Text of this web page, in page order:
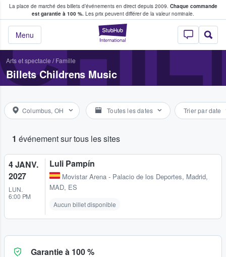
La place de marché des billets d’événements en direct depuis 2009. Chaque commande
est garantie à 100 %. Les prix peuvent différer de la valeur nominale.
StubHub - Où
Menu
fans achètent et vendent des billets
Arts et spectacle / Famille
Billets Childrens Music
Columbus, OH Toutes les dates Trier par date
1 événement sur tous les sites
4 JANV.
2027
LUN.
6:00 PM
Luli Pampín
Movistar Arena - Palacio de los Deportes, Madrid,
MAD, ES
Aucun billet disponible
Garantie à 100 %